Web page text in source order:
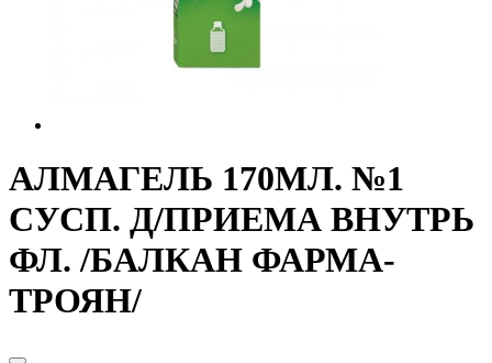
АЛМАГЕЛЬ 170МЛ. №1
СУСП. Д/ПРИЕМА ВНУТРЬ
ФЛ. /БАЛКАН ФАРМА-
ТРОЯН/